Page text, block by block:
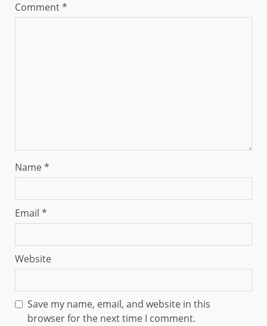
Comment*
Name*
Email *
Website
Save my name, email, and website in this
browser for the next time I comment.